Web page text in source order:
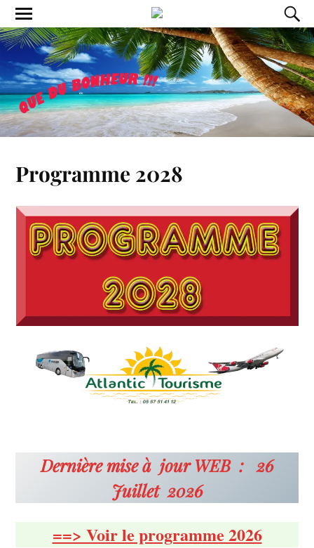
Programme 2028
Dernière mise à jour WEB : 26
Juillet 2026
==> Voir le programme 2026